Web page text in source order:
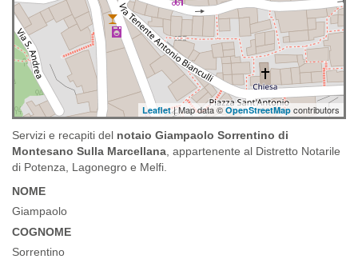
Leaflet| Map data ©OpenStreetMap contributors
Servizi e recapiti del notaio Giampaolo Sorrentino di
Montesano Sulla Marcellana , appartenente al Distretto Notarile
di Potenza, Lagonegro e Melfi.
NOME
Giampaolo
COGNOME
Sorrentino